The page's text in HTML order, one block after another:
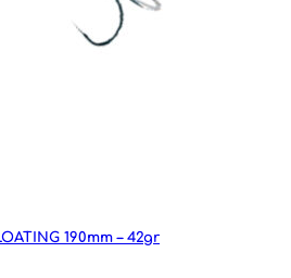
190mm – 42gr